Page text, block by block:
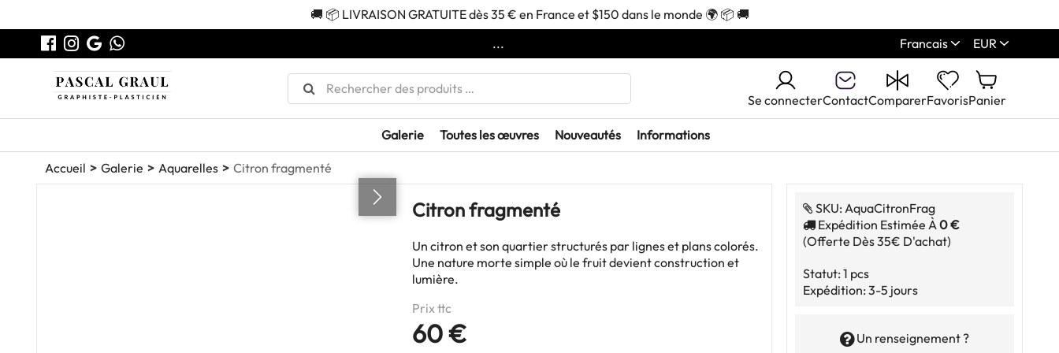
🚚 📦 LIVRAISON GRATUITE dès 35 € en France et $150 dans le monde 🌍 📦 🚚
...
Francais EUR
Se connecterContactComparerFavorisPanier
Galerie Toutes les œuvres Nouveautés Informations
Accueil Galerie Aquarelles Citron fragmenté
Citron fragmenté
Un citron et son quartier structurés par lignes et plans colorés.
Une nature morte simple où le fruit devient construction et
lumière.
Prix ttc
60 €
SKU:AquaCitronFrag
Expédition Estimée À0 €
(offerte Dès 35€ D'achat)
Statut:1 pcs
Expédition:3-5 jours
Un renseignement ?